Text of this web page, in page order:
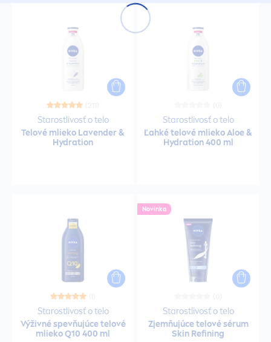
Cestovné balenia
Cestovné balenia
Cestovné balenia
Cestovné balenie
Čistenie pleti pre mužov
Čistiace gély
Čistiace mlieka
Čistiace náplasti
Starostlivosť o telo
Telové mlieko Lavender &
Hydration
Starostlivosť o telo
Ľahké telové mlieko Aloe &
Hydration 400 ml
Starostlivosť o telo
Výživné spevňujúce telové
mlieko Q10 400 ml
Novinka
Starostlivosť o telo
Zjemňujúce telové sérum
Skin Refining